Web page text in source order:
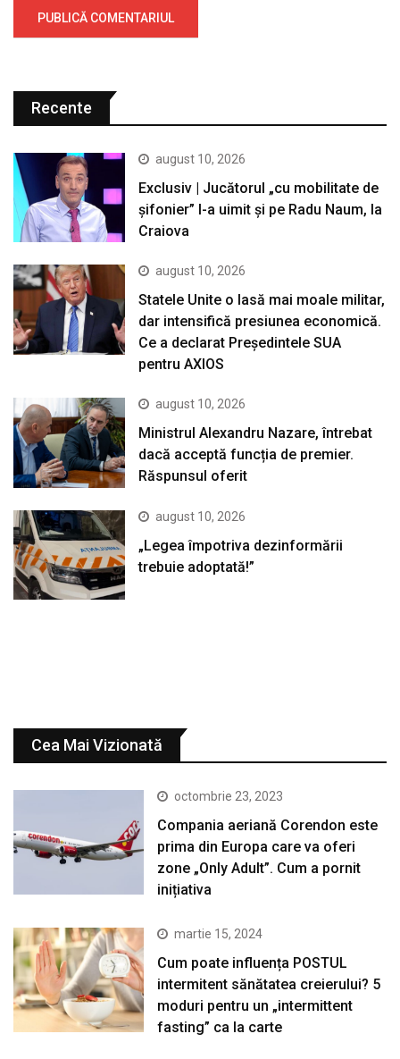
Recente
august 10, 2026
Exclusiv | Jucătorul „cu mobilitate de
șifonier” l-a uimit și pe Radu Naum, la
Craiova
august 10, 2026
Statele Unite o lasă mai moale militar,
dar intensifică presiunea economică.
Ce a declarat Președintele SUA
pentru AXIOS
august 10, 2026
Ministrul Alexandru Nazare, întrebat
dacă acceptă funcția de premier.
Răspunsul oferit
august 10, 2026
„Legea împotriva dezinformării
trebuie adoptată!”
Cea Mai Vizionată
octombrie 23, 2023
Compania aeriană Corendon este
prima din Europa care va oferi
zone „Only Adult”. Cum a pornit
inițiativa
martie 15, 2024
Cum poate influența POSTUL
intermitent sănătatea creierului? 5
moduri pentru un „intermittent
fasting” ca la carte